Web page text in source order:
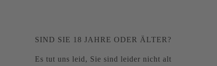
SIND SIE 18 JAHRE ODER ÄLTER?
Es tut uns leid, Sie sind leider nicht alt